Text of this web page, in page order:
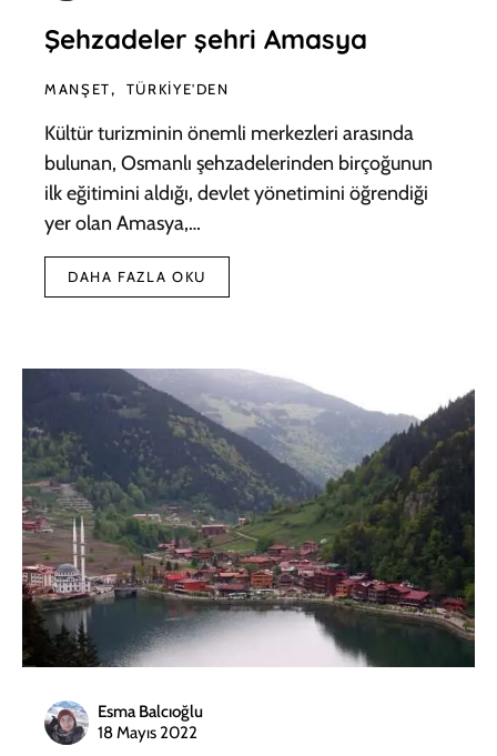
Şehzadeler şehri Amasya
MANŞET TÜRKIYE'DEN
Kültür turizminin önemli merkezleri arasında
bulunan, Osmanlı şehzadelerinden birçoğunun
ilk eğitimini aldığı, devlet yönetimini öğrendiği
yer olan Amasya,…
DAHA FAZLA OKU
Esma Balcıoğlu
18 Mayıs 2022